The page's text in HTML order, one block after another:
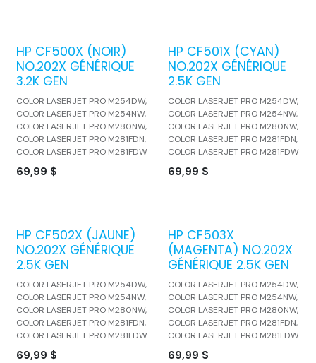
HP CF500X (NOIR)
NO.202X GÉNÉRIQUE
3.2K GEN
COLOR LASERJET PRO M254DW,
COLOR LASERJET PRO M254NW,
COLOR LASERJET PRO M280NW,
COLOR LASERJET PRO M281FDN,
COLOR LASERJET PRO M281FDW
69,99 $
HP CF501X (CYAN)
NO.202X GÉNÉRIQUE
2.5K GEN
COLOR LASERJET PRO M254DW,
COLOR LASERJET PRO M254NW,
COLOR LASERJET PRO M280NW,
COLOR LASERJET PRO M281FDN,
COLOR LASERJET PRO M281FDW
69,99 $
HP CF502X (JAUNE)
NO.202X GÉNÉRIQUE
2.5K GEN
COLOR LASERJET PRO M254DW,
COLOR LASERJET PRO M254NW,
COLOR LASERJET PRO M280NW,
COLOR LASERJET PRO M281FDN,
COLOR LASERJET PRO M281FDW
69,99 $
HP CF503X
(MAGENTA) NO.202X
GÉNÉRIQUE 2.5K GEN
COLOR LASERJET PRO M254DW,
COLOR LASERJET PRO M254NW,
COLOR LASERJET PRO M280NW,
COLOR LASERJET PRO M281FDN,
COLOR LASERJET PRO M281FDW
69,99 $